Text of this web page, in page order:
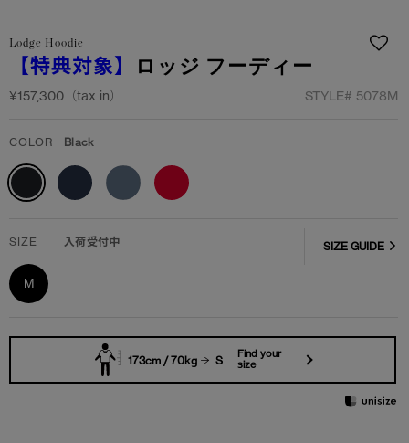
コレクション
コレクション
Lodge Hoodie
【特典対象】 ロッジ フーディー
¥157,300（tax in） STYLE# 5078M
COLOR Black
SIZE 入荷受付中
M
SIZE GUIDE
173cm / 70kg S
Find your
size